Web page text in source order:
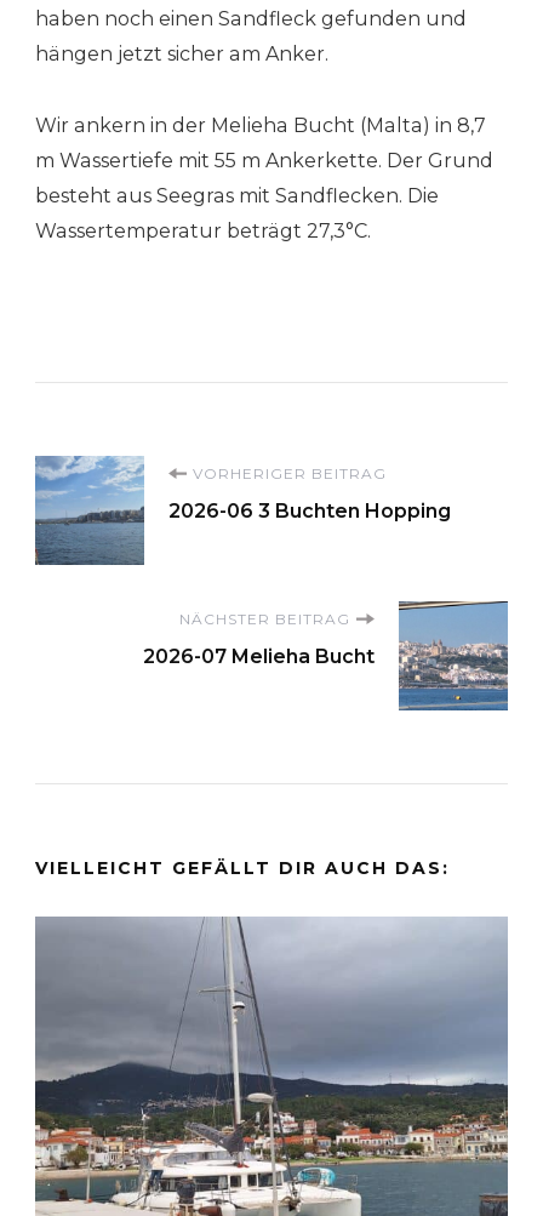
haben noch einen Sandfleck gefunden und
hängen jetzt sicher am Anker.
Wir ankern in der Melieha Bucht (Malta) in 8,7
m Wassertiefe mit 55 m Ankerkette. Der Grund
besteht aus Seegras mit Sandflecken. Die
Wassertemperatur beträgt 27,3°C.
Beitragsnavigation
VORHERIGER BEITRAG
2026-06 3 Buchten Hopping
NÄCHSTER BEITRAG
2026-07 Melieha Bucht
VIELLEICHT GEFÄLLT DIR AUCH DAS: